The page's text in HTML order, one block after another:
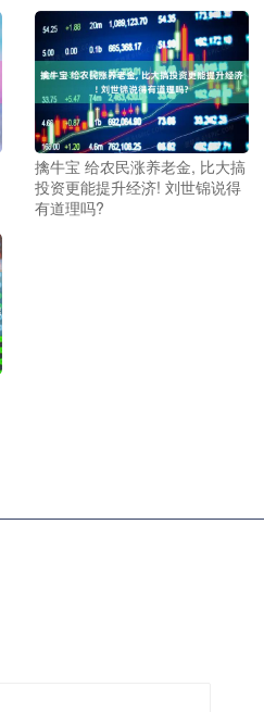
擒牛宝 给农民涨养老金, 比大搞
投资更能提升经济! 刘世锦说得
有道理吗?